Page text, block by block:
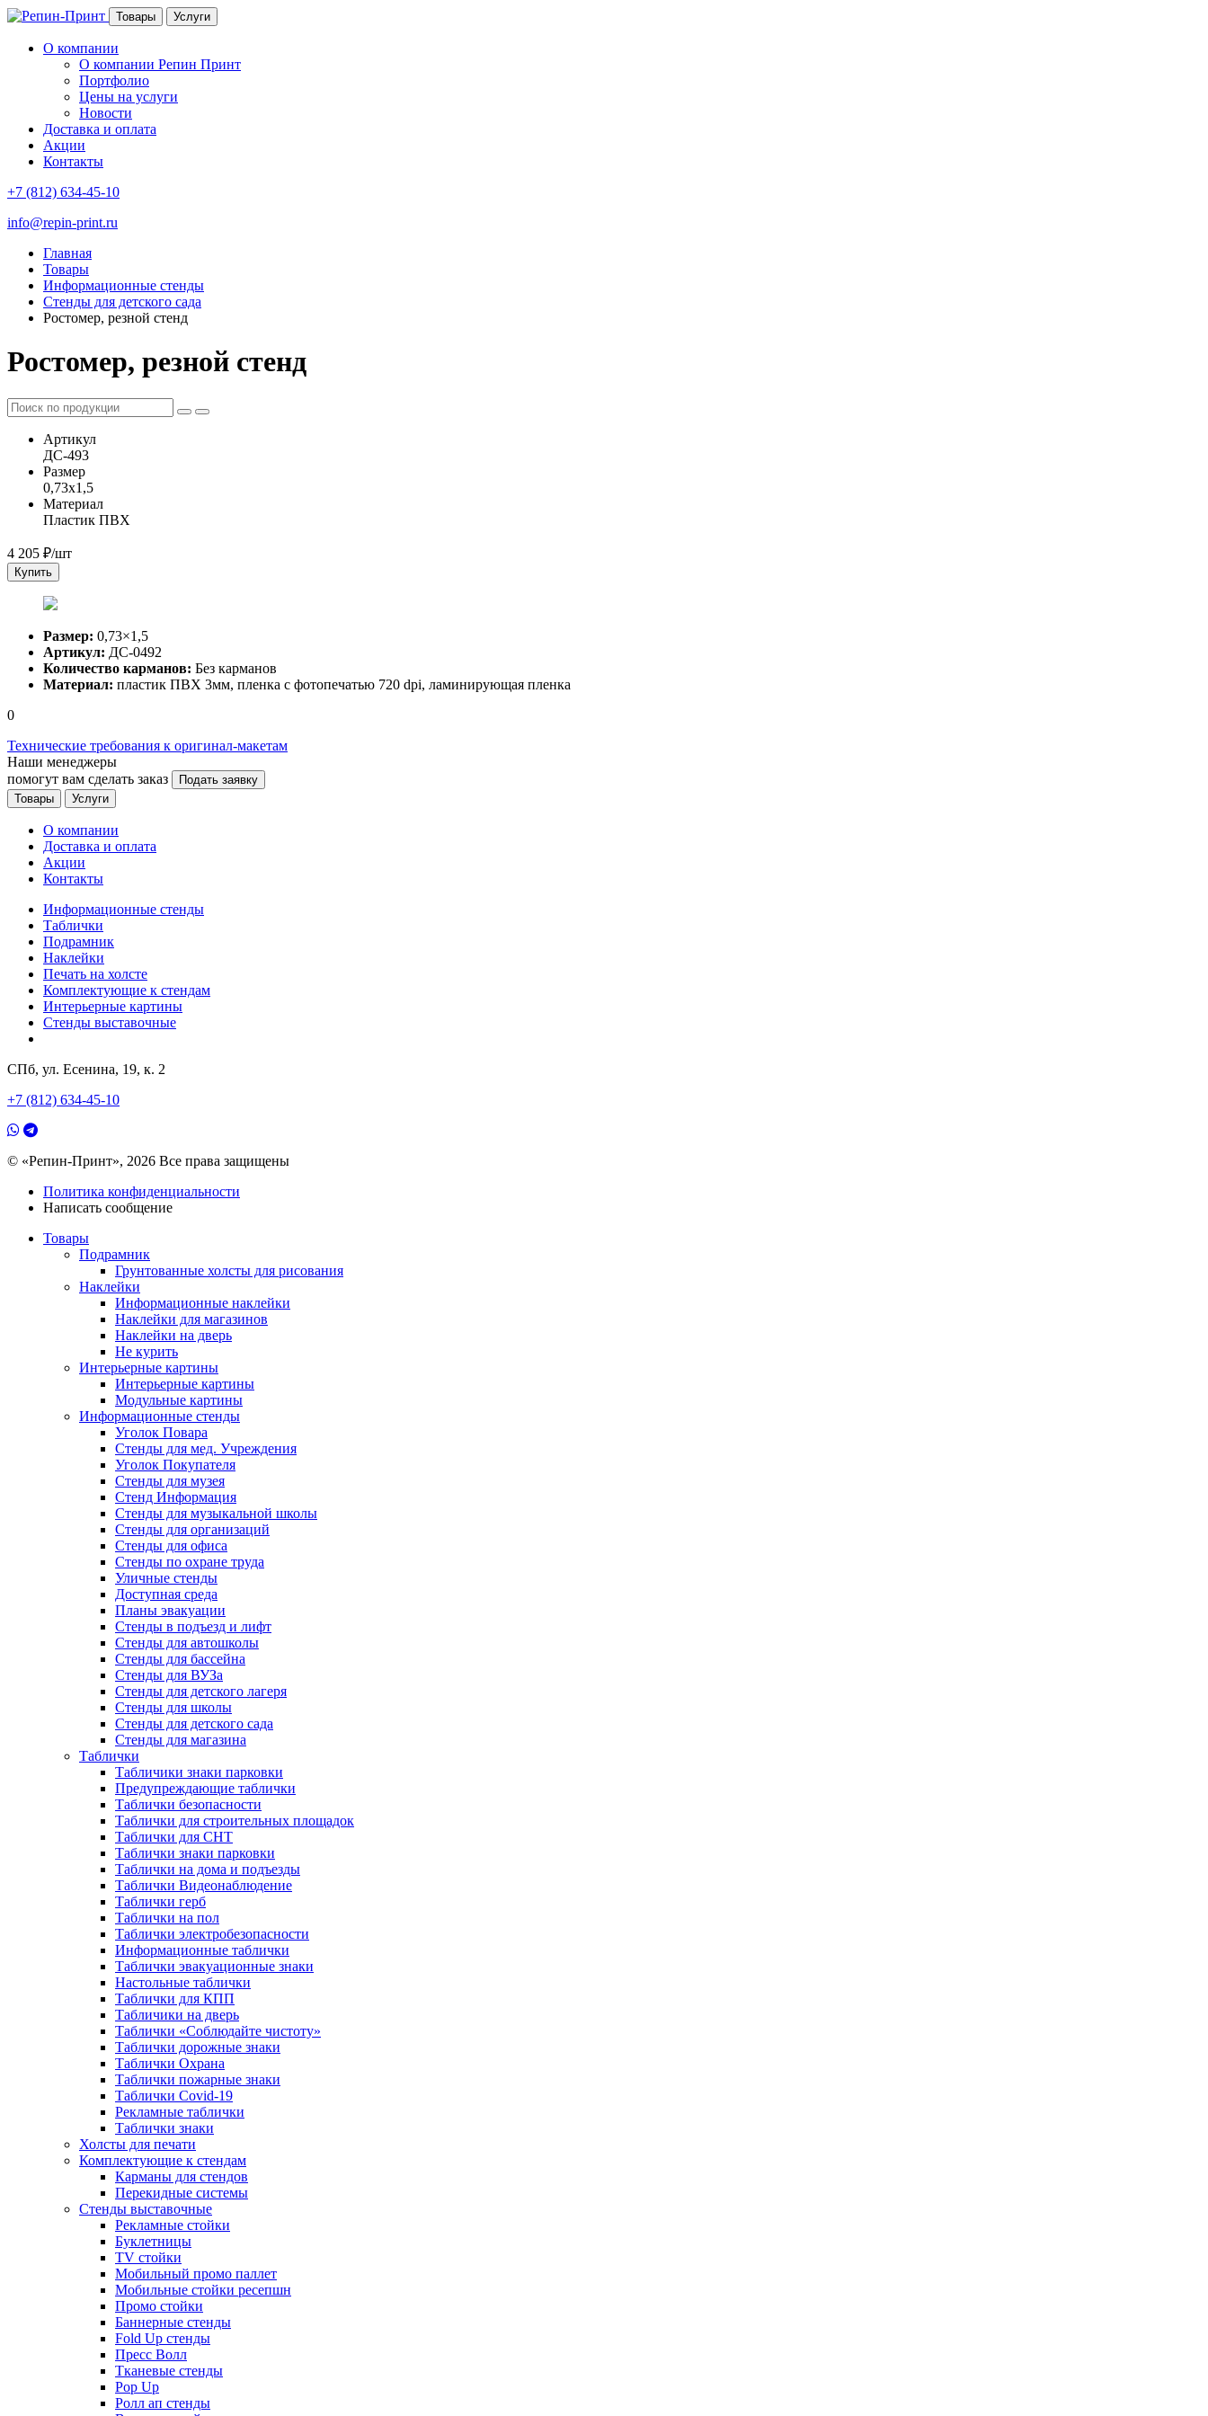
Товары Услуги
О компании
О компании Репин Принт
Портфолио
Цены на услуги
Новости
Доставка и оплата
Акции
Контакты
+7 (812) 634-45-10
info@repin-print.ru
Главная
Товары
Информационные стенды
Стенды для детского сада
Ростомер, резной стенд
Ростомер, резной стенд
Артикул
ДС-493
Размер
0,73x1,5
Материал
Пластик ПВХ
4 205 ₽/шт
Купить
Размер: 0,73×1,5
Артикул: ДС-0492
Количество карманов: Без карманов
Материал: пластик ПВХ 3мм, пленка с фотопечатью 720 dpi, ламинирующая пленка
0
Технические требования к оригинал-макетам
Наши менеджеры
помогут вам сделать заказ
Подать заявку
Товары
Услуги
О компании
Доставка и оплата
Акции
Контакты
Информационные стенды
Таблички
Подрамник
Наклейки
Печать на холсте
Комплектующие к стендам
Интерьерные картины
Стенды выставочные
СПб, ул. Есенина, 19, к. 2
+7 (812) 634-45-10
© «Репин-Принт», 2026 Все права защищены
Политика конфиденциальности
Написать сообщение
Товары
Подрамник
Грунтованные холсты для рисования
Наклейки
Информационные наклейки
Наклейки для магазинов
Наклейки на дверь
Не курить
Интерьерные картины
Интерьерные картины
Модульные картины
Информационные стенды
Уголок Повара
Стенды для мед. Учреждения
Уголок Покупателя
Стенды для музея
Стенд Информация
Стенды для музыкальной школы
Стенды для организаций
Стенды для офиса
Стенды по охране труда
Уличные стенды
Доступная среда
Планы эвакуации
Стенды в подъезд и лифт
Стенды для автошколы
Стенды для бассейна
Стенды для ВУЗа
Стенды для детского лагеря
Стенды для школы
Стенды для детского сада
Стенды для магазина
Таблички
Табличики знаки парковки
Предупреждающие таблички
Таблички безопасности
Таблички для строительных площадок
Таблички для СНТ
Таблички знаки парковки
Таблички на дома и подъезды
Таблички Видеонаблюдение
Таблички герб
Таблички на пол
Таблички электробезопасности
Информационные таблички
Таблички эвакуационные знаки
Настольные таблички
Таблички для КПП
Табличики на дверь
Таблички «Соблюдайте чистоту»
Таблички дорожные знаки
Таблички Охрана
Таблички пожарные знаки
Таблички Covid-19
Рекламные таблички
Таблички знаки
Холсты для печати
Комплектующие к стендам
Карманы для стендов
Перекидные системы
Стенды выставочные
Рекламные стойки
Буклетницы
TV стойки
Мобильный промо паллет
Мобильные стойки ресепшн
Промо стойки
Баннерные стенды
Fold Up стенды
Пресс Волл
Тканевые стенды
Pop Up
Ролл ап стенды